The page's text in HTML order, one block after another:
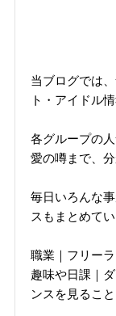
当ブログでは
ト・アイドル
各グループの
愛の噂まで、
毎日いろんな
スもまとめてい
職業｜フリー
趣味や日課｜
ンスを見るこ